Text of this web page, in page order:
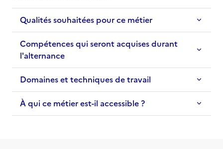
Qualités souhaitées pour ce métier
Compétences qui seront acquises durant
l'alternance
Domaines et techniques de travail
À qui ce métier est-il accessible ?